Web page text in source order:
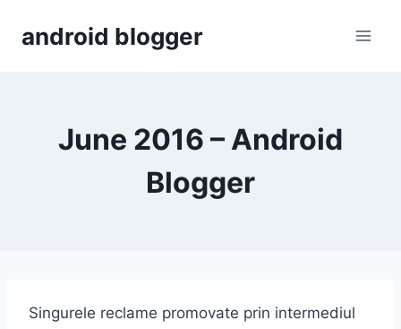
android blogger
June 2016 – Android
Blogger
Singurele reclame promovate prin intermediul